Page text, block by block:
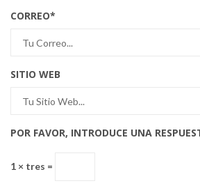
CORREO*
SITIO WEB
POR FAVOR, INTRODUCE UNA
1 × tres =